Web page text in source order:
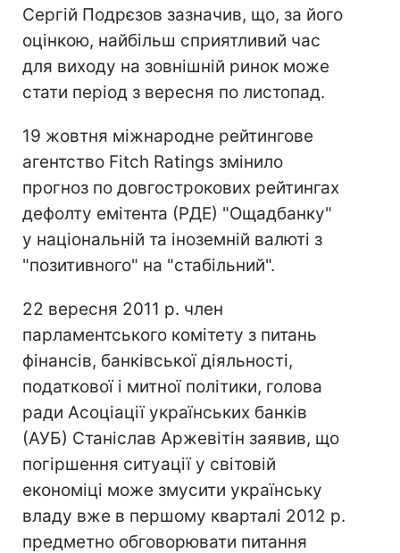
Сергій Подрєзов зазначив, що, за його
оцінкою, найбільш сприятливий час
для виходу на зовнішній ринок може
стати період з вересня по листопад.
19 жовтня міжнародне рейтингове
агентство Fitch Ratings змінило
прогноз по довгострокових рейтингах
дефолту емітента (РДЕ) "Ощадбанку"
у національній та іноземній валюті з
"позитивного" на "стабільний".
22 вересня 2011 р. член
парламентського комітету з питань
фінансів, банківської діяльності,
податкової і митної політики, голова
ради Асоціації українських банків
(АУБ) Станіслав Аржевітін заявив, що
погіршення ситуації у світовій
економіці може змусити українську
владу вже в першому кварталі 2012 р.
предметно обговорювати питання